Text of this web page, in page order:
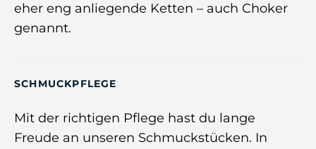
eher eng anliegende Ketten – auch Choker
genannt.
SCHMUCKPFLEGE
Mit der richtigen Pflege hast du lange
Freude an unseren Schmuckstücken. In